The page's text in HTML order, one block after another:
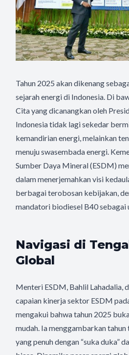
Tahun 2025 akan dikenang
sejarah energi di Indonesia. Di
Cita yang dicanangkan oleh
Indonesia tidak lagi sekedar
kemandirian energi, melainkan
menuju swasembada energi.
Sumber Daya Mineral (ESDM)
dalam menerjemahkan visi
berbagai terobosan kebijakan,
mandatori biodiesel B40 sebagai
Navigasi di
Global
Menteri ESDM, Bahlil Lahadalia,
capaian kinerja sektor ESDM
mengakui bahwa tahun 2025
mudah. Ia menggambarkan
yang penuh dengan “suka duka”